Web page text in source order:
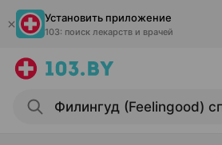
Установить приложение
103: поиск лекарств и врачей